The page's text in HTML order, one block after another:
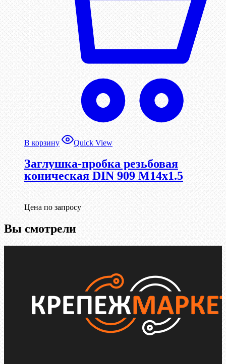
В корзину Quick View
Заглушка-пробка резьбовая
коническая DIN 909 М14х1.5
Цена по запросу
Вы смотрели